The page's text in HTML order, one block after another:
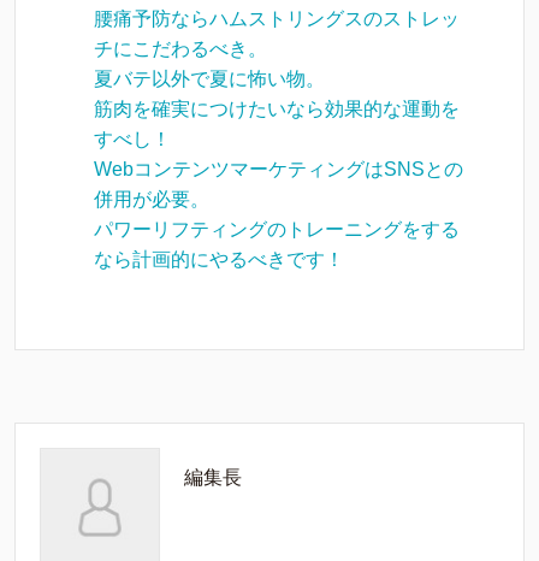
腰痛予防ならハムストリングスのストレッ
チにこだわるべき。
夏バテ以外で夏に怖い物。
筋肉を確実につけたいなら効果的な運動を
すべし！
WebコンテンツマーケティングはSNSとの
併用が必要。
パワーリフティングのトレーニングをする
なら計画的にやるべきです！
編集長